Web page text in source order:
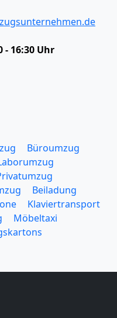
- 16:30 Uhr
Büroumzug
Beiladung
Klaviertransport
Möbeltaxi